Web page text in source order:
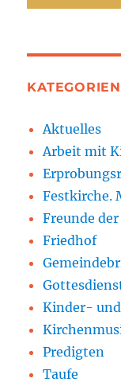
KATEGORIEN
Aktuelles
Arbeit mit
Festkirche.
Freunde
Friedhof
Kinder-
Predigten
Taufe